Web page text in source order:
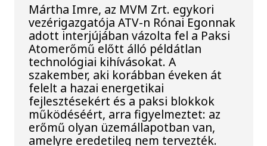
Mártha Imre, az MVM Zrt. egykori
vezérigazgatója ATV-n Rónai Egonnak
adott interjújában vázolta fel a Paksi
Atomerőmű előtt álló példátlan
technológiai kihívásokat. A
szakember, aki korábban éveken át
felelt a hazai energetikai
fejlesztésekért és a paksi blokkok
működéséért, arra figyelmeztet: az
erőmű olyan üzemállapotban van,
amelyre eredetileg nem tervezték.